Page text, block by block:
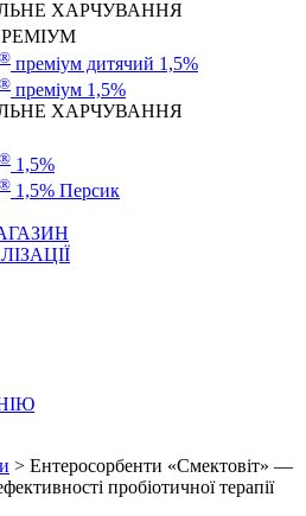
ХАРЧУВАННЯ
® преміум дитячий 1,5%
® преміум 1,5%
ХАРЧУВАННЯ
® 1,5%
® 1,5% Персик
> Ентеросорбенти «Смектовіт» —
пробіотичної терапії